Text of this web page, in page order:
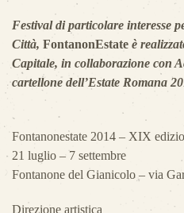
Festival di particolare interesse
Città, FontanonEstate è
Capitale, in collaborazione con
cartellone dell’Estate Romana
Fontanonestate 2014 – XIX
21 luglio – 7 settembre
Fontanone del Gianicolo – via
Direzione artistica